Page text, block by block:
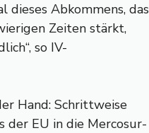
Abkommens, das
Zeiten stärkt,
so IV-
Hand: Schrittweise
der EU in die Mercosur-